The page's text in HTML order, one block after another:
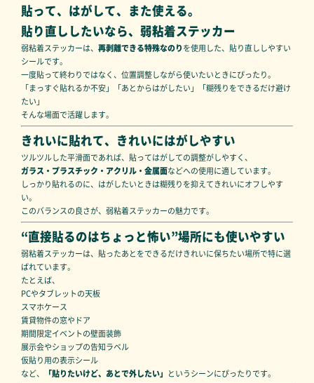
貼って、はがして、また使える。
貼り直ししたいなら、弱粘着ステッカー
弱粘着ステッカーは、再剥離できる特殊なのりを使用した、貼り直ししやすい
シールです。
一度貼って終わりではなく、位置調整しながら使いたいときにぴったり。
「まっすぐ貼れるか不安」「あとからはがしたい」「糊残りをできるだけ避け
たい」
そんな場面で活躍します。
きれいに貼れて、きれいにはがしやすい
ツルツルした平滑面であれば、貼ってはがしての調整がしやすく、
ガラス・プラスチック・アクリル・金属面などへの使用に適しています。
しっかり貼れるのに、はがしたいときは糊残りを抑えてきれいにオフしやす
い。
このバランスの良さが、弱粘着ステッカーの魅力です。
“直接貼るのはちょっと怖い”場所にも使いやすい
弱粘着ステッカーは、貼ったあとをできるだけきれいに保ちたい場所で特に選
ばれています。
たとえば、
PCやタブレットの天板
スマホケース
賃貸物件の窓やドア
期間限定イベントの壁面装飾
展示会やショップの告知ラベル
仮貼り用の表示シール
など、
「貼りたいけど、あとで外したい」 というシーンにぴったりです。